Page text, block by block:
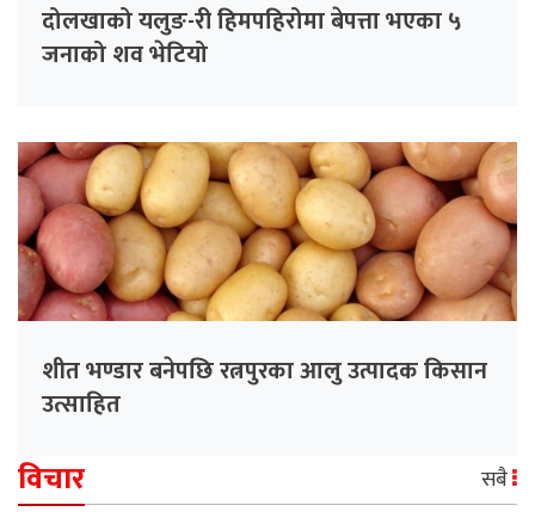
दोलखाको यलुङ-री हिमपहिरोमा बेपत्ता भएका ५
जनाको शव भेटियो
शीत भण्डार बनेपछि रत्नपुरका आलु उत्पादक किसान
उत्साहित
विचार सबै